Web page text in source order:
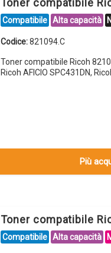
Compatibile Alta capacità
Codice:821094.C
Toner compatibile Ricoh
Ricoh AFICIO SPC431DN,
Più
Toner compatibile
Compatibile Alta capacità